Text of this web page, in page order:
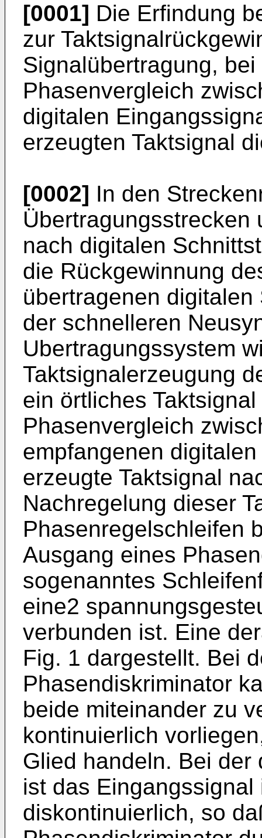
[0001] Die Erfindung
zur
Signalübertragung,
Phasenvergleich
digitalen
erzeugten Taktsignal
[0002] In den
Übertragungsstrecken
nach digitalen
die Rückgewinnung
übertragenen
der schnelleren
Ubertragungssystem
Taktsignalerzeugung
ein örtliches
Phasenvergleich
empfangenen
erzeugte Taktsignal
Nachregelung dieser
Phasenregelschleifen
Ausgang eines
sogenanntes
eine2
verbunden ist. Eine
Fig. 1 dargestellt. Bei
Phasendiskriminator
beide miteinander zu
kontinuierlich
Glied handeln. Bei
ist das
diskontinuierlich, so